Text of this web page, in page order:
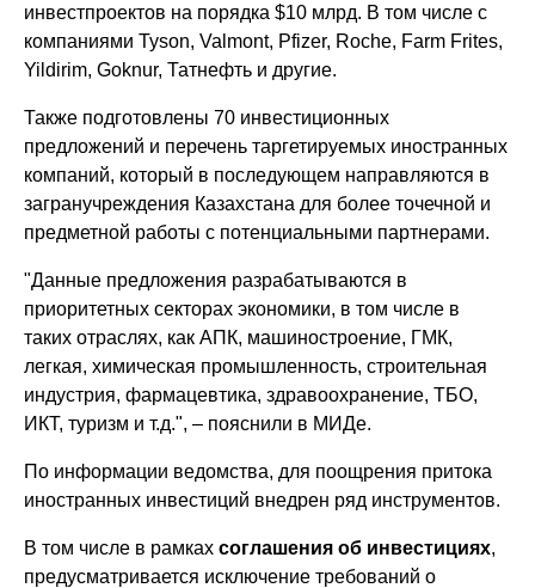
инвестпроектов на порядка $10 млрд. В том числе с
компаниями Tyson, Valmont, Pfizer, Roche, Farm Frites,
Yildirim, Goknur, Татнефть и другие.
Также подготовлены 70 инвестиционных
предложений и перечень таргетируемых иностранных
компаний, который в последующем направляются в
загранучреждения Казахстана для более точечной и
предметной работы с потенциальными партнерами.
"Данные предложения разрабатываются в
приоритетных секторах экономики, в том числе в
таких отраслях, как АПК, машиностроение, ГМК,
легкая, химическая промышленность, строительная
индустрия, фармацевтика, здравоохранение, ТБО,
ИКТ, туризм и т.д.", – пояснили в МИДе.
По информации ведомства, для поощрения притока
иностранных инвестиций внедрен ряд инструментов.
В том числе в рамкахсоглашения об инвестициях,
предусматривается исключение требований о